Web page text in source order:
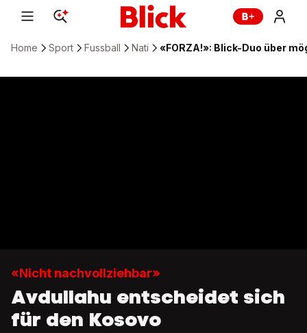
Home Sport Fussball Nati «FORZA!»: Blick-Duo über
«Nicht nachvollziehbar»
Avdullahu entscheidet sich
für den Kosovo